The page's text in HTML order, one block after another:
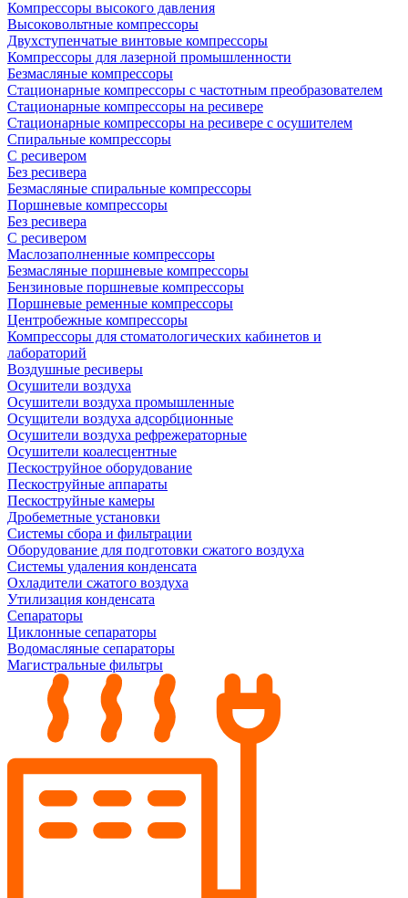
Компрессоры высокого давления
Высоковольтные компрессоры
Двухступенчатые винтовые компрессоры
Компрессоры для лазерной промышленности
Безмасляные компрессоры
Стационарные компрессоры с частотным преобразователем
Стационарные компрессоры на ресивере
Стационарные компрессоры на ресивере с осушителем
Спиральные компрессоры
С ресивером
Без ресивера
Безмасляные спиральные компрессоры
Поршневые компрессоры
Без ресивера
С ресивером
Маслозаполненные компрессоры
Безмасляные поршневые компрессоры
Бензиновые поршневые компрессоры
Поршневые ременные компрессоры
Центробежные компрессоры
Компрессоры для стоматологических кабинетов и
лабораторий
Воздушные ресиверы
Осушители воздуха
Осушители воздуха промышленные
Осущители воздуха адсорбционные
Осушители воздуха рефрежераторные
Осушители коалесцентные
Пескоструйное оборудование
Пескоструйные аппараты
Пескоструйные камеры
Дробеметные установки
Системы сбора и фильтрации
Оборудование для подготовки сжатого воздуха
Системы удаления конденсата
Охладители сжатого воздуха
Утилизация конденсата
Сепараторы
Циклонные сепараторы
Водомасляные сепараторы
Магистральные фильтры